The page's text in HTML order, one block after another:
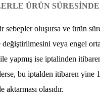
ÜRÜN
sebepler oluşursa ve ürün
veya engel
yapmış ise iptalinden
bu iptalden itibaren
aktarması olasıdır.